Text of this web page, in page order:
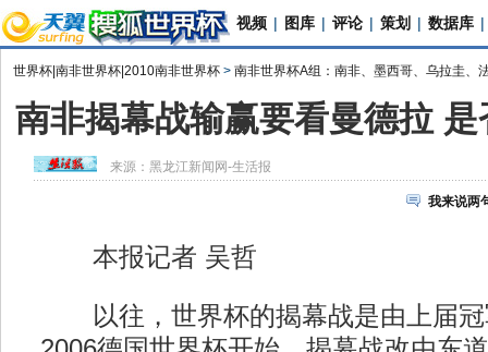
视频 | 图库 | 评论 | 策划 | 数据库 |
世界杯|南非世界杯|2010南非世界杯 > 南非世界杯A组：南非、墨西哥、乌拉圭、
南非揭幕战输赢要看曼德拉
来源：黑龙江新闻网-生活报
我来说两
本报记者 吴哲
以往，世界杯的揭幕战是由上届冠